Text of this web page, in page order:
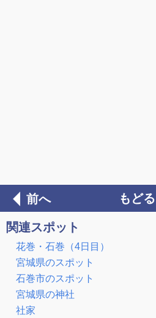
前へ もどる
関連スポット
花巻・石巻（4日目）
宮城県のスポット
石巻市のスポット
宮城県の神社
社家